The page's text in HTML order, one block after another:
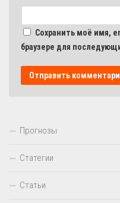
Сохранить моё имя,
браузере для
Прогнозы
Статегии
Статьи